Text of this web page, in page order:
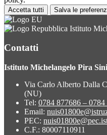
Accetta tutti Salva le
Istituto
Contatti
Istituto Michelangelo Pira
Via Carlo Alberto Dalla
(NU)
Tel: 0784 877686 – 0784
Email:
PEC:
C.F.: 80007110911